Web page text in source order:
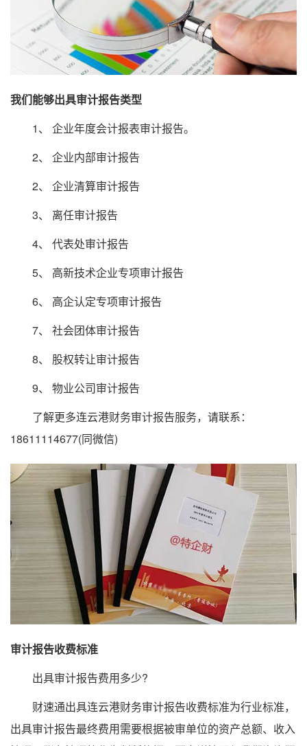
我们能够出具审计报告类型
1、 企业年度会计报表审计报告。
2、 企业内部审计报告
2、 企业清算审计报告
3、 离任审计报告
4、 代表处审计报告
5、 高新技术企业专项审计报告
6、 高企认定专项审计报告
7、 社会团体审计报告
8、 股权转让审计报告
9、 物业公司审计报告
了解更多连云港财务审计报告服务，请联系：
18611114677(同微信)
审计报告收费标准
出具审计报告费用多少?
财速通出具连云港财务审计报告收费标准为行业标准，
出具审计报告最终费用需要根据被审单位的资产总额、收入